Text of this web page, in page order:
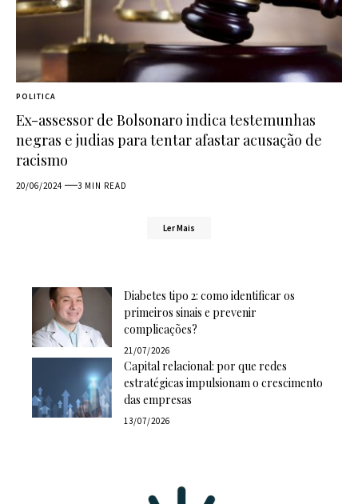
POLITICA
Ex-assessor de Bolsonaro indica testemunhas
negras e judias para tentar afastar acusação de
racismo
20/06/2024 3 MIN READ
Ler Mais
Diabetes tipo 2: como identificar os
primeiros sinais e prevenir
complicações?
21/07/2026
Capital relacional: por que redes
estratégicas impulsionam o crescimento
das empresas
13/07/2026